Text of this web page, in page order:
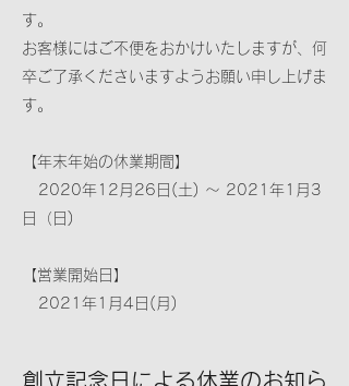
す。
お客様にはご不便をおかけいたしますが、何
卒ご了承くださいますようお願い申し上げま
す。
【年末年始の休業期間】
2020年12月26日(土) ～ 2021年1月3
日（日)
【営業開始日】
2021年1月4日(月)
創立記念日による休業のお知ら